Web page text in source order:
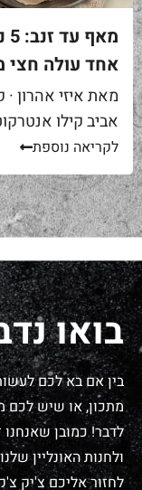
אחד עולה חצי
מאת איזי אהרון
ל-₪220. מחיר יפה – וגם מוצדק, כי זה...
לקריאה נוספת
בואו
בין אם בא לכם
מתכון, או שיש לכם
לדבר! כמובן שאנחנו
ולחנות האונליין
לחזור אליכם צ'יק